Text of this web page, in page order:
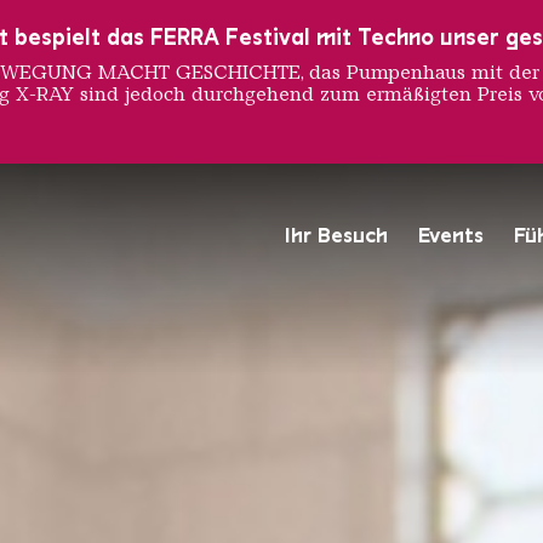
Ihr Besuch Events
bespielt das FERRA Festival mit Techno unser
MACHT GESCHICHTE, das Pumpenhaus mit
RAY sind jedoch durchgehend zum ermäßigten Preis